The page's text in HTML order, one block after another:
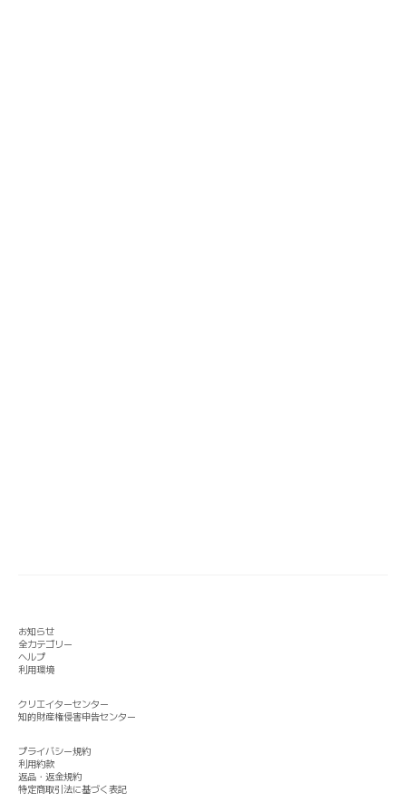
お知らせ
全カテゴリー
ヘルプ
利用環境
クリエイターセンター
知的財産権侵害申告センター
プライバシー規約
利用約款
返品・返金規約
特定商取引法に基づく表記